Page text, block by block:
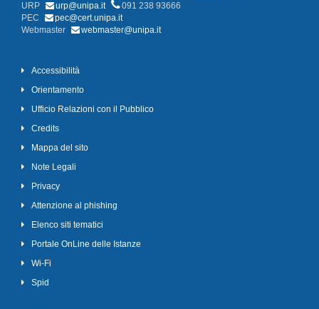
URP
urp@unipa.it
091 238 93666
PEC
pec@cert.unipa.it
Webmaster
webmaster@unipa.it
Accessibilità
Orientamento
Ufficio Relazioni con il Pubblico
Credits
Mappa del sito
Note Legali
Privacy
Attenzione al phishing
Elenco siti tematici
Portale OnLine delle Istanze
Wi-Fi
Spid